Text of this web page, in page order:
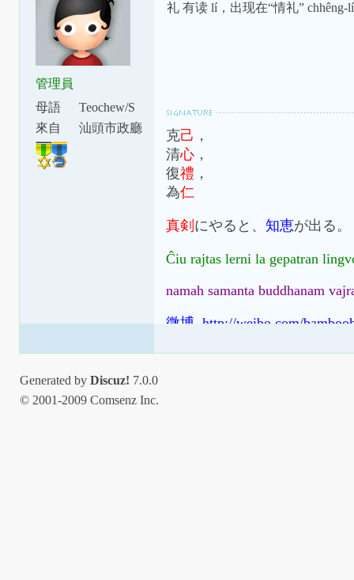
管理員
母語
Teochew/S
watow
來自
汕頭市政廳
礼 有读 lí，出现在“情礼” chhêng-lí
克己 ，
清心，
復禮 ，
為仁
真剣 にやると、 知恵が出る。
Ĉiu rajtas lerni la gepatran
namah samanta buddhanam
微博 http://weibo.com/
Generated by Discuz! 7.0.0
© 2001-2009 Comsenz Inc.